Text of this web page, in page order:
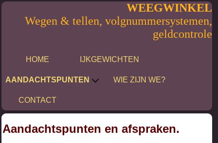
WEEGWINKEL
Wegen & tellen, volgnummersystemen,
geldcontrole
HOME IJKGEWICHTEN
AANDACHTSPUNTEN WIE ZIJN WE?
CONTACT
Aandachtspunten en afspraken.